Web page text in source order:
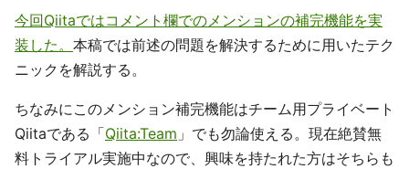
今回Qiitaではコメント欄でのメンションの補完機能を実
装した。 本稿では前述の問題を解決するために用いたテク
ニックを解説する。
ちなみにこのメンション補完機能はチーム用プライベート
Qiitaである「Qiita:Team 」でも勿論使える。現在絶賛無
料トライアル実施中なので、興味を持たれた方はそちらも